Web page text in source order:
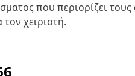
που περιορίζει
χειριστή.